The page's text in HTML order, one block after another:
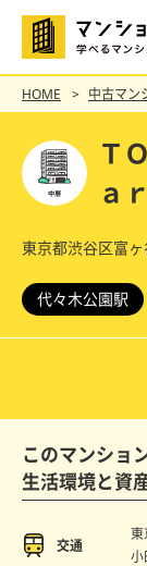
HOME 中古マン
Ｔ
ａ
東京都渋谷区富ヶ
代々木公園駅
このマンショ
生活環境と資
交通
東
小